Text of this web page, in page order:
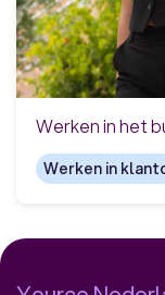
Werken in het
Werken in